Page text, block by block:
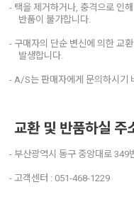
- 택을 제거하거나, 충격으로 인
반품이 불가합니다.
- 구매자의 단순 변신에 의한 교
발생합니다.
- A/S는 판매자에게 문의하시기
교환 및 반품하실 주
- 부산광역시 동구 중앙대로 349
- 고객센터 : 051-468-1229